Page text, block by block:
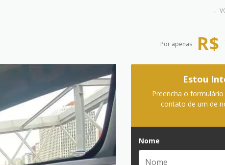
←
Por apenas
Estou
Preencha o
contato de um de
Nome